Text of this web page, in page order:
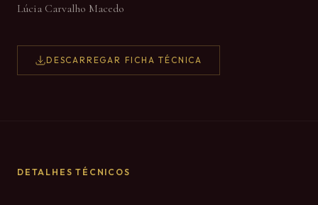
Lúcia Carvalho Macedo
DESCARREGAR FICHA TÉCNICA
DETALHES TÉCNICOS